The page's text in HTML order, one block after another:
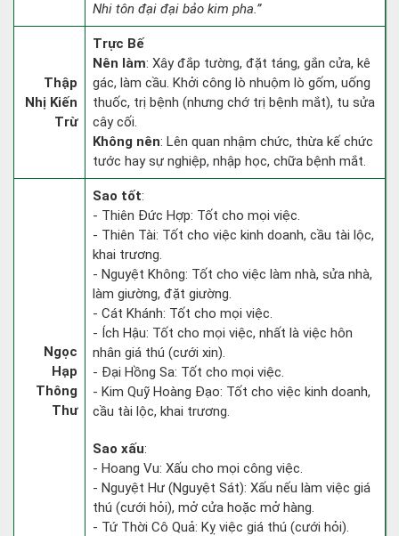
Nhi tôn đại đại bảo kim pha.”
Thập
Nhị Kiến
Trừ
Trực Bế
Nên làm: Xây đắp tường, đặt táng, gắn cửa, kê
gác, làm cầu. Khởi công lò nhuộm lò gốm, uống
thuốc, trị bệnh (nhưng chớ trị bệnh mắt), tu sửa
cây cối.
Không nên: Lên quan nhậm chức, thừa kế chức
tước hay sự nghiệp, nhập học, chữa bệnh mắt.
Ngọc
Hạp
Thông
Thư
Sao tốt:
- Thiên Đức Hợp: Tốt cho mọi việc.
- Thiên Tài: Tốt cho việc kinh doanh, cầu tài lộc,
khai trương.
- Nguyệt Không: Tốt cho việc làm nhà, sửa nhà,
làm giường, đặt giường.
- Cát Khánh: Tốt cho mọi việc.
- Ích Hậu: Tốt cho mọi việc, nhất là việc hôn
nhân giá thú (cưới xin).
- Đại Hồng Sa: Tốt cho mọi việc.
- Kim Quỹ Hoàng Đạo: Tốt cho việc kinh doanh,
cầu tài lộc, khai trương.
Sao xấu:
- Hoang Vu: Xấu cho mọi công việc.
- Nguyệt Hư (Nguyệt Sát): Xấu nếu làm việc giá
thú (cưới hỏi), mở cửa hoặc mở hàng.
- Tứ Thời Cô Quả: Kỵ việc giá thú (cưới hỏi).